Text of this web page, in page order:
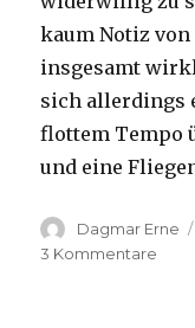
kaum Notiz
insgesamt
sich allerdings
flottem Tempo
und eine
Autor
Dagmar Erne
3 Kommentare